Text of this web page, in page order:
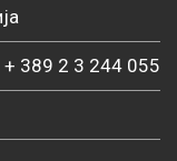
+ 389 2 3 244 055